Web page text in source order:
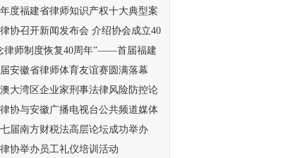
度福建省律师知识产权十大典型案
协召开新闻发布会 介绍协会成立40
律师制度恢复40周年”——首届福建
安徽省律师体育友谊赛圆满落幕
大湾区企业家刑事法律风险防控论
协与安徽广播电视台公共频道媒体
届南方财税法高层论坛成功举办
协举办员工礼仪培训活动